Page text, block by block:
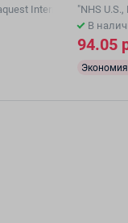
International LLC ),
"NHS
В
94.05